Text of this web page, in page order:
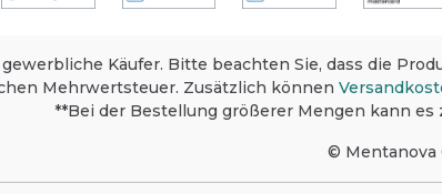
Käufer. Bitte beachten Sie, dass die
Mehrwertsteuer. Zusätzlich können
**Bei der Bestellung größerer Mengen kann
© Mentanova